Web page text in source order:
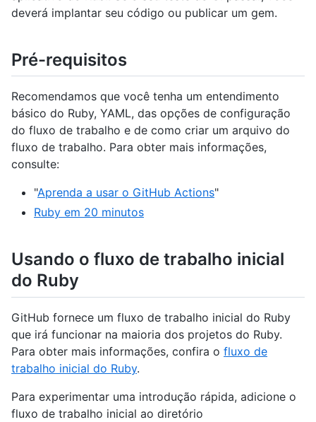
deverá implantar seu código ou publicar um gem.
Pré-requisitos
Recomendamos que você tenha um entendimento
básico do Ruby, YAML, das opções de configuração
do fluxo de trabalho e de como criar um arquivo do
fluxo de trabalho. Para obter mais informações,
consulte:
"Aprenda a usar o GitHub Actions"
Ruby em 20 minutos
Usando o fluxo de trabalho inicial
do Ruby
GitHub fornece um fluxo de trabalho inicial do Ruby
que irá funcionar na maioria dos projetos do Ruby.
Para obter mais informações, confira o fluxo de
trabalho inicial do Ruby.
Para experimentar uma introdução rápida, adicione o
fluxo de trabalho inicial ao diretório